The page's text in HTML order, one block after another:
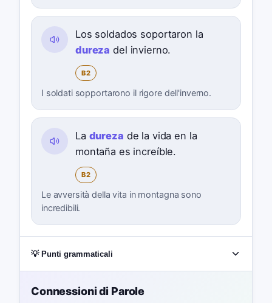
Los soldados soportaron la
dureza del invierno.
B2
I soldati sopportarono il rigore dell'inverno.
La dureza de la vida en la
montaña es increíble.
B2
Le avversità della vita in montagna sono
incredibili.
💡 Punti grammaticali
Connessioni di Parole